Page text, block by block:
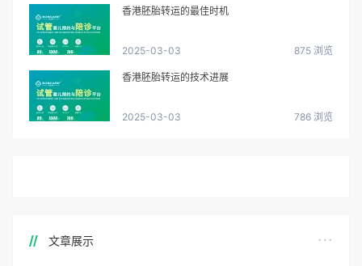
香港胚胎转运的最佳时机
2025-03-03 875 浏览
香港胚胎转运的技术进展
2025-03-03 786 浏览
文章展示